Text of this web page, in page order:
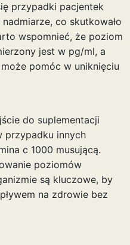
przypadki pacjentek
co skutkowało
wspomnieć, że poziom
jest w pg/ml, a
pomóc w uniknięciu
do suplementacji
przypadku innych
c 1000 musującą.
poziomów
są kluczowe, by
na zdrowie bez